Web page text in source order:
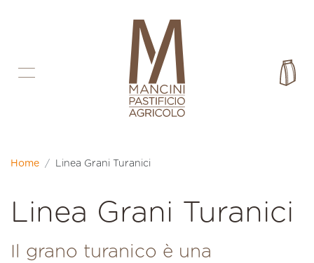
Home Linea Grani Turanici
Collezione:
Linea Grani Turanici
Il grano turanico è una